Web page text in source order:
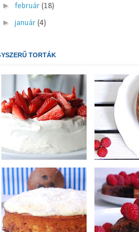
► február (18)
► január (4)
TORTÁK